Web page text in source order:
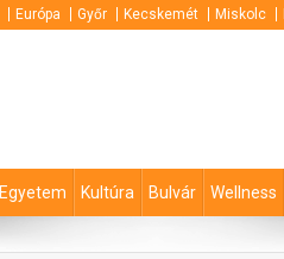
Európa Győr Kecskemét Miskolc
Egyetem Kultúra Bulvár Wellness